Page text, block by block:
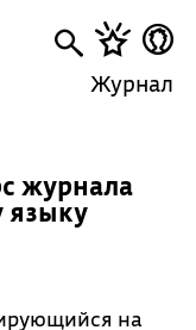
Журнал
журнала
языку
на